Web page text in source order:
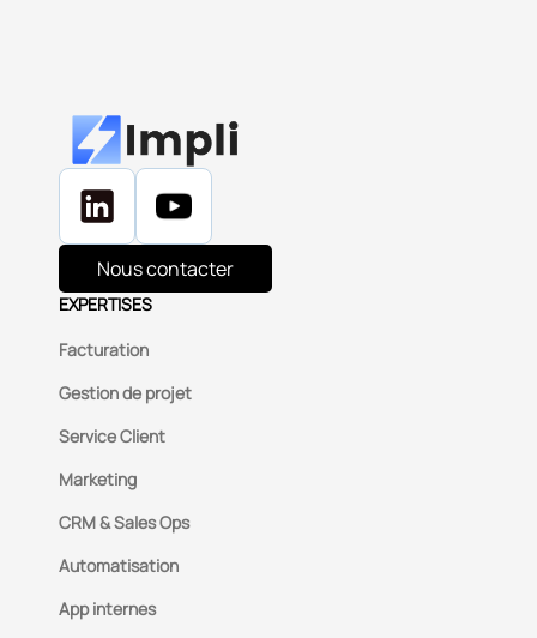
Nous contacter
EXPERTISES
Facturation
Gestion de projet
Service Client
Marketing
CRM & Sales Ops
Automatisation
App internes